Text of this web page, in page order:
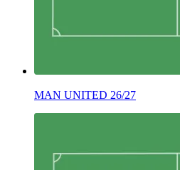
MAN UNITED 26/27